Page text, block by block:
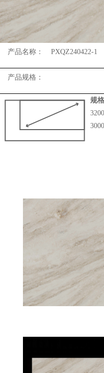
产品名称： PXQZ240422-1
产品规格：
规格